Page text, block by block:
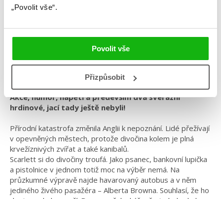
„Povolit vše“.
Povolit vše
Přizpůsobit
Žánr: Dystopie
Psanci Scarlett & Browne
Akce, humor, napětí a především dva svérázní
hrdinové, jací tady ještě nebyli!
Přírodní katastrofa změnila Anglii k nepoznání. Lidé přežívají
v opevněných městech, protože divočina kolem je plná
krvežíznivých zvířat a také kanibalů.
Scarlett si do divočiny troufá. Jako psanec, bankovní lupička
a pistolnice v jednom totiž moc na výběr nemá. Na
průzkumné výpravě najde havarovaný autobus a v něm
jediného živého pasažéra – Alberta Browna. Souhlasí, že ho